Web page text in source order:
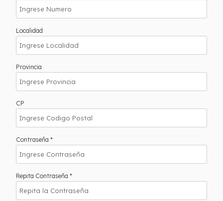
Localidad
Provincia
CP
Contraseña *
Repita Contraseña *